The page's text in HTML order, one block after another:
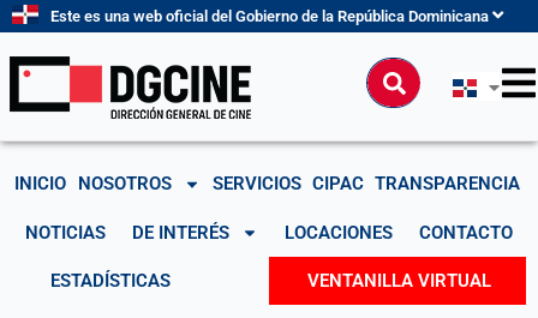
contenido
Este es una web oficial del Gobierno de la República Dominicana
Buscar
INICIO NOSOTROS SERVICIOS CIPAC TRANSPARENCIA
NOTICIAS DE INTERÉS LOCACIONES CONTACTO
ESTADÍSTICAS VENTANILLA VIRTUAL